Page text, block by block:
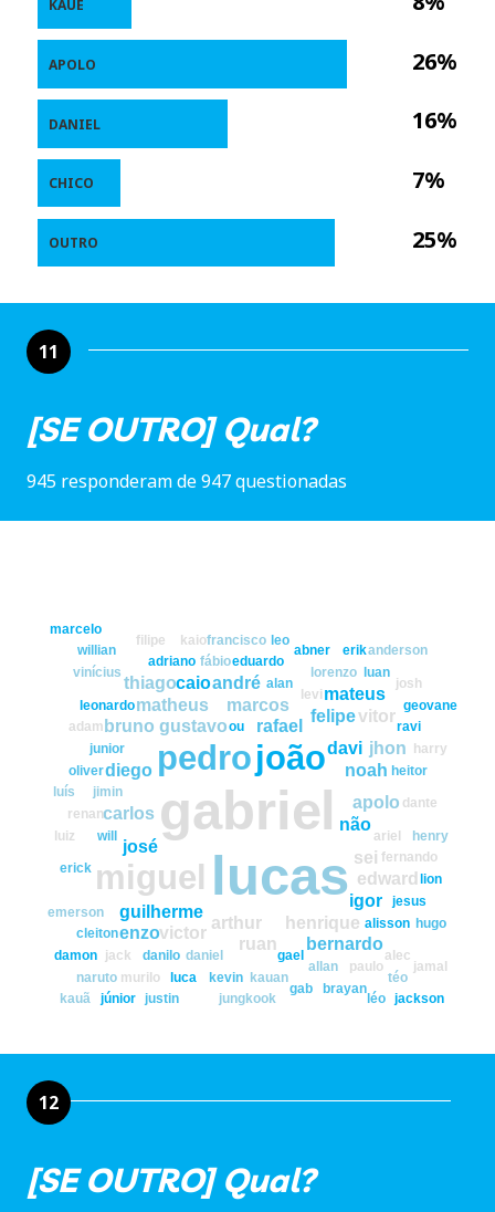
26%
16%
7%
25%
KAUÊ
APOLO
DANIEL
CHICO
OUTRO
11
[SE OUTRO] Qual?
945 responderam de 947 questionadas
gabriel
lucas
pedrojoão
miguel
gustavo rafael
guilherme
henrique
matheus
felipe
davi
arthur
marcos
noah
não
victor
carlos
diego
josé
sei
bruno
enzo
mateus
vitor
apolo
bernardo
igor
ruan
thiago andré
caio
edward
jhon
alan
alisson
ariel
daniel
danilo gael
jack
jimin
junior
leonardo
levi
lorenzo luan
ou
paulo
vinícius
will
adriano
alec
allan
cleiton
eduardo
fernando
fábio
heitor
jesus
josh
kauan
kevin
luca
murilo
naruto
oliver
ravi
renan
téo
willian abner
adam
anderson
brayan
damon
dante
emerson
erick
erik
filipe francisco
gab
geovane
harry
henry
hugo
jackson
jamal
jungkook
justin
júnior
kaio
kauã
leo
lion
luiz
luís
léo
marcelo
12
[SE OUTRO] Qual?